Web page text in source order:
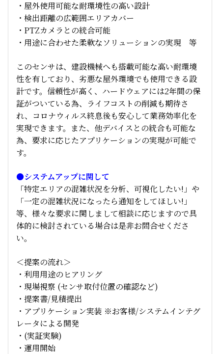
・屋外使用可能な耐環境性の高い設計
・検出距離の広範囲エリアカバー
・PTZカメラとの統合可能
・用途に合わせた柔軟なソリューションの実現 等
このセンサは、建設機械へも搭載可能な高い耐環境
性を有しており、劣悪な屋外環境でも使用できる設
計です。 信頼性が高く、ハードウェアには2年間の保
証がついている為、ライフコストの削減も期待さ
れ、コロナウィルス終息後も安心して業務効率化を
実現できます。 また、他デバイスとの統合も可能な
為、要求に応じたアプリケーションの実現が可能で
す。
●システムアップに関して
「特定エリアの混雑状況を分析、可視化したい!」や
「一定の混雑状況になったら通知をしてほしい!」
等、様々な要求に関しまして相談に応じますので具
体的に検討されている場合は是非お問合せくださ
い。
＜提案の流れ＞
・利用用途のヒアリング
・現場視察 (センサ取付位置の確認など)
・提案書/見積提出
・アプリケーション実装 ※お客様/システムインテグ
レータによる開発
・(実証実験)
・運用開始